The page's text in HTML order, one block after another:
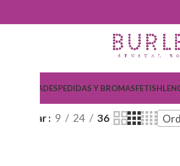
COSMETICADESPEDIDAS Y BROMASFETISH
Mostrar 9 24 36